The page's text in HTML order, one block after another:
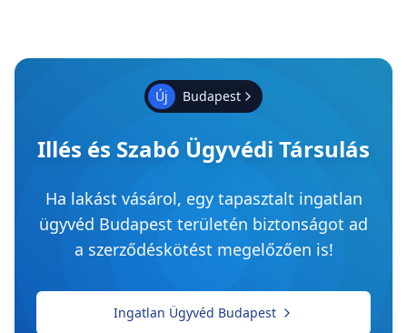
Új Budapest
Illés és Szabó Ügyvédi Társulás
Ha lakást vásárol, egy tapasztalt ingatlan
ügyvéd Budapest területén biztonságot ad
a szerződéskötést megelőzően is!
Ingatlan Ügyvéd Budapest